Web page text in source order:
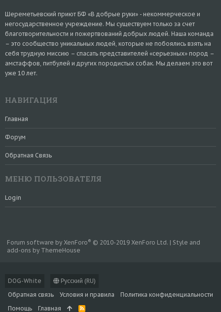
Шереметьевский приют БФ «В добрые руки» - некоммерческое и
негосударственное учреждение. Мы существуем только за счет
благотворительности и пожертвований добрых людей. Наша команда
– это сообщество уникальных людей, которые не побоялись взять на
себя трудную миссию – спасать представителей «серьезных» пород –
амстаффов, питбулей и других породистых собак. Мы делаем это вот
уже 10 лет.
НАВИГАЦИЯ
Главная
Форум
Обратная Связь
МЕНЮ ПОЛЬЗОВАТЕЛЯ
Login
DOG-White
Русский (RU)
Обратная связь
Условия и правила
Политика конфиденциальности
Помощь
Главная
R
Forum software by XenForo® © 2010-2019 XenForo Ltd. | Style and
add-ons by ThemeHouse